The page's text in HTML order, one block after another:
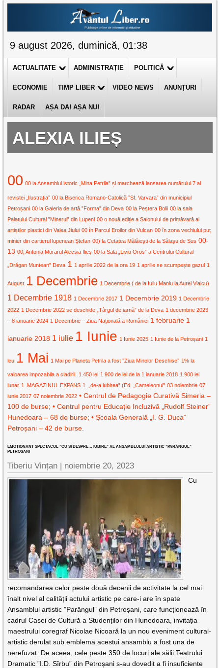
9 august 2026, duminică, 01:38
ACTUALITATE ADMINISTRAȚIE POLITICĂ
ECONOMIE TIMP LIBER VIDEO NEWS ANUNȚURI
RADAR AȘA DA! AȘA NU!
ALEXIA ILIEȘ
00 00 la Ansamblul istoric „Mina Petrila” și marchează lansarea numărului 7 al
revistei „Ilustrația” 00 la Biserica Romano-Catolică ”Sf. Varvara” din municipiul
Petroșani 00 la Galeria de artă ”Forma” din Deva 00 la Peștera Bolii 00 la sala
Palatului Cultural ”Minerul” din Lupeni 00 o nouă ediție a Salonului de primăvară al
artiștilor plastici din Valea Jiului 00 în Parcul Eroilor din Vulcan 00 în zona vechiului puț
minier din cartierul lupenean Ștefan 00) la Cetatea Mălăiești de la Sălașu de Sus 00-
13 00; Antonia Morarul Alecsia Ilieș 00 la Sala „Liviu Oros” a Centrului Cultural
„Drăgan Muntean” Deva 1 1 aprilie 2022 de la ora 19 1 aprilie se scumpește gazul 1
August 1 Decembrie 1 Decembrie ( de la Iuliu Maniu la Aurel Vlaicu)
1 Decembrie 1918 1 Decembrie 2017 1 Decembrie 2019 1 Decembrie
2022 1 Decembrie 2022 se deschide „Târgul de iarnă” de la Deva 1 decembrie 2023
– 8 ianuarie 2024 1 Decembrie – Ziua Națională a României 1 februarie 1
ianuarie 2018 1 iulie 1 Iunie 1 Iunie 2025 1 Iunie de la Petroșani 1
leu 1 Mai 1 Mai pe Planeta Petrila a fost ”Ziua Minelor Deschise” 1% la
valoarea impozabila a cladirii. 1.450 lei 1.900 de lei de la 1 ianuarie 2018 1.900 lei
lunar 1. MAGAZINUL EXPANS 1. „de-a iubirea” (Ed. „Cameleonul” 03 noiembrie 07
iunie 2017 07 noiembrie 2022 • Centrul de Pedagogie Curativă Simeria –
100 de burse; • Centrul pentru Educație Incluzivă „Rudolf Steiner”
Hunedoara – 68 de burse; • Școala Generală „I. G. Duca”
Petroșani – 42 de burse.
EMOȚIONANT SPECTACOL ”CU ȘI DESPRE… IUBIRE” AL ANSAMBLULUI ARTISTIC ”PARÂNGUL”
PETROȘANI
Tiberiu Vințan | noiembrie 20, 2023
Cu
recomandarea celor peste două decenii de activitate la cel mai
înalt nivel al calității actului artistic pe care-i are în spate
Ansamblul artistic ”Parângul” din Petroșani, care funcționează în
cadrul Casei de Cultură a Studenților din Hunedoara, invitația
maestrului coregraf Nicolae Nicoară la un nou eveniment cultural-
artistic derulat sub emblema acestui ansamblu a fost una de
nerefuzat. De aceea, cele peste 350 de locuri ale sălii Teatrului
Dramatic ”I.D. Sîrbu” din Petroșani s-au dovedit a fi insuficiente